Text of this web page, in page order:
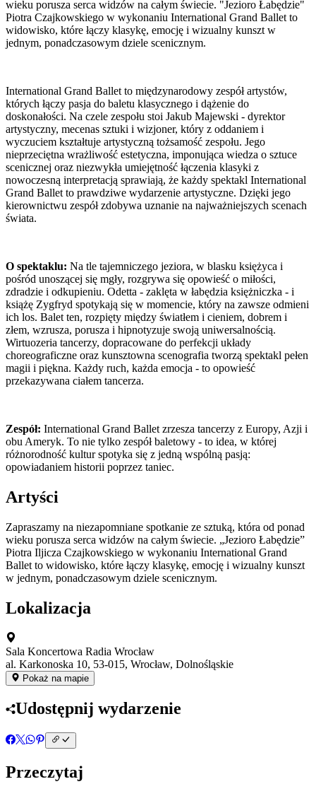
wieku porusza serca widzów na całym świecie. "Jezioro Łabędzie"
Piotra Czajkowskiego w wykonaniu International Grand Ballet to
widowisko, które łączy klasykę, emocję i wizualny kunszt w
jednym, ponadczasowym dziele scenicznym.
International Grand Ballet to międzynarodowy zespół artystów,
których łączy pasja do baletu klasycznego i dążenie do
doskonałości. Na czele zespołu stoi Jakub Majewski - dyrektor
artystyczny, mecenas sztuki i wizjoner, który z oddaniem i
wyczuciem kształtuje artystyczną tożsamość zespołu. Jego
nieprzeciętna wrażliwość estetyczna, imponująca wiedza o sztuce
scenicznej oraz niezwykła umiejętność łączenia klasyki z
nowoczesną interpretacją sprawiają, że każdy spektakl International
Grand Ballet to prawdziwe wydarzenie artystyczne. Dzięki jego
kierownictwu zespół zdobywa uznanie na najważniejszych scenach
świata.
O spektaklu: Na tle tajemniczego jeziora, w blasku księżyca i
pośród unoszącej się mgły, rozgrywa się opowieść o miłości,
zdradzie i odkupieniu. Odetta - zaklęta w łabędzia księżniczka - i
książę Zygfryd spotykają się w momencie, który na zawsze odmieni
ich los. Balet ten, rozpięty między światłem i cieniem, dobrem i
złem, wzrusza, porusza i hipnotyzuje swoją uniwersalnością.
Wirtuozeria tancerzy, dopracowane do perfekcji układy
choreograficzne oraz kunsztowna scenografia tworzą spektakl pełen
magii i piękna. Każdy ruch, każda emocja - to opowieść
przekazywana ciałem tancerza.
Zespół: International Grand Ballet zrzesza tancerzy z Europy, Azji i
obu Ameryk. To nie tylko zespół baletowy - to idea, w której
różnorodność kultur spotyka się z jedną wspólną pasją:
opowiadaniem historii poprzez taniec.
Artyści
Zapraszamy na niezapomniane spotkanie ze sztuką, która od ponad
wieku porusza serca widzów na całym świecie. „Jezioro Łabędzie”
Piotra Iljicza Czajkowskiego w wykonaniu International Grand
Ballet to widowisko, które łączy klasykę, emocję i wizualny kunszt
w jednym, ponadczasowym dziele scenicznym.
Lokalizacja
Sala Koncertowa Radia Wrocław
al. Karkonoska 10, 53-015, Wrocław, Dolnośląskie
Pokaż na mapie
Udostępnij wydarzenie
Przeczytaj